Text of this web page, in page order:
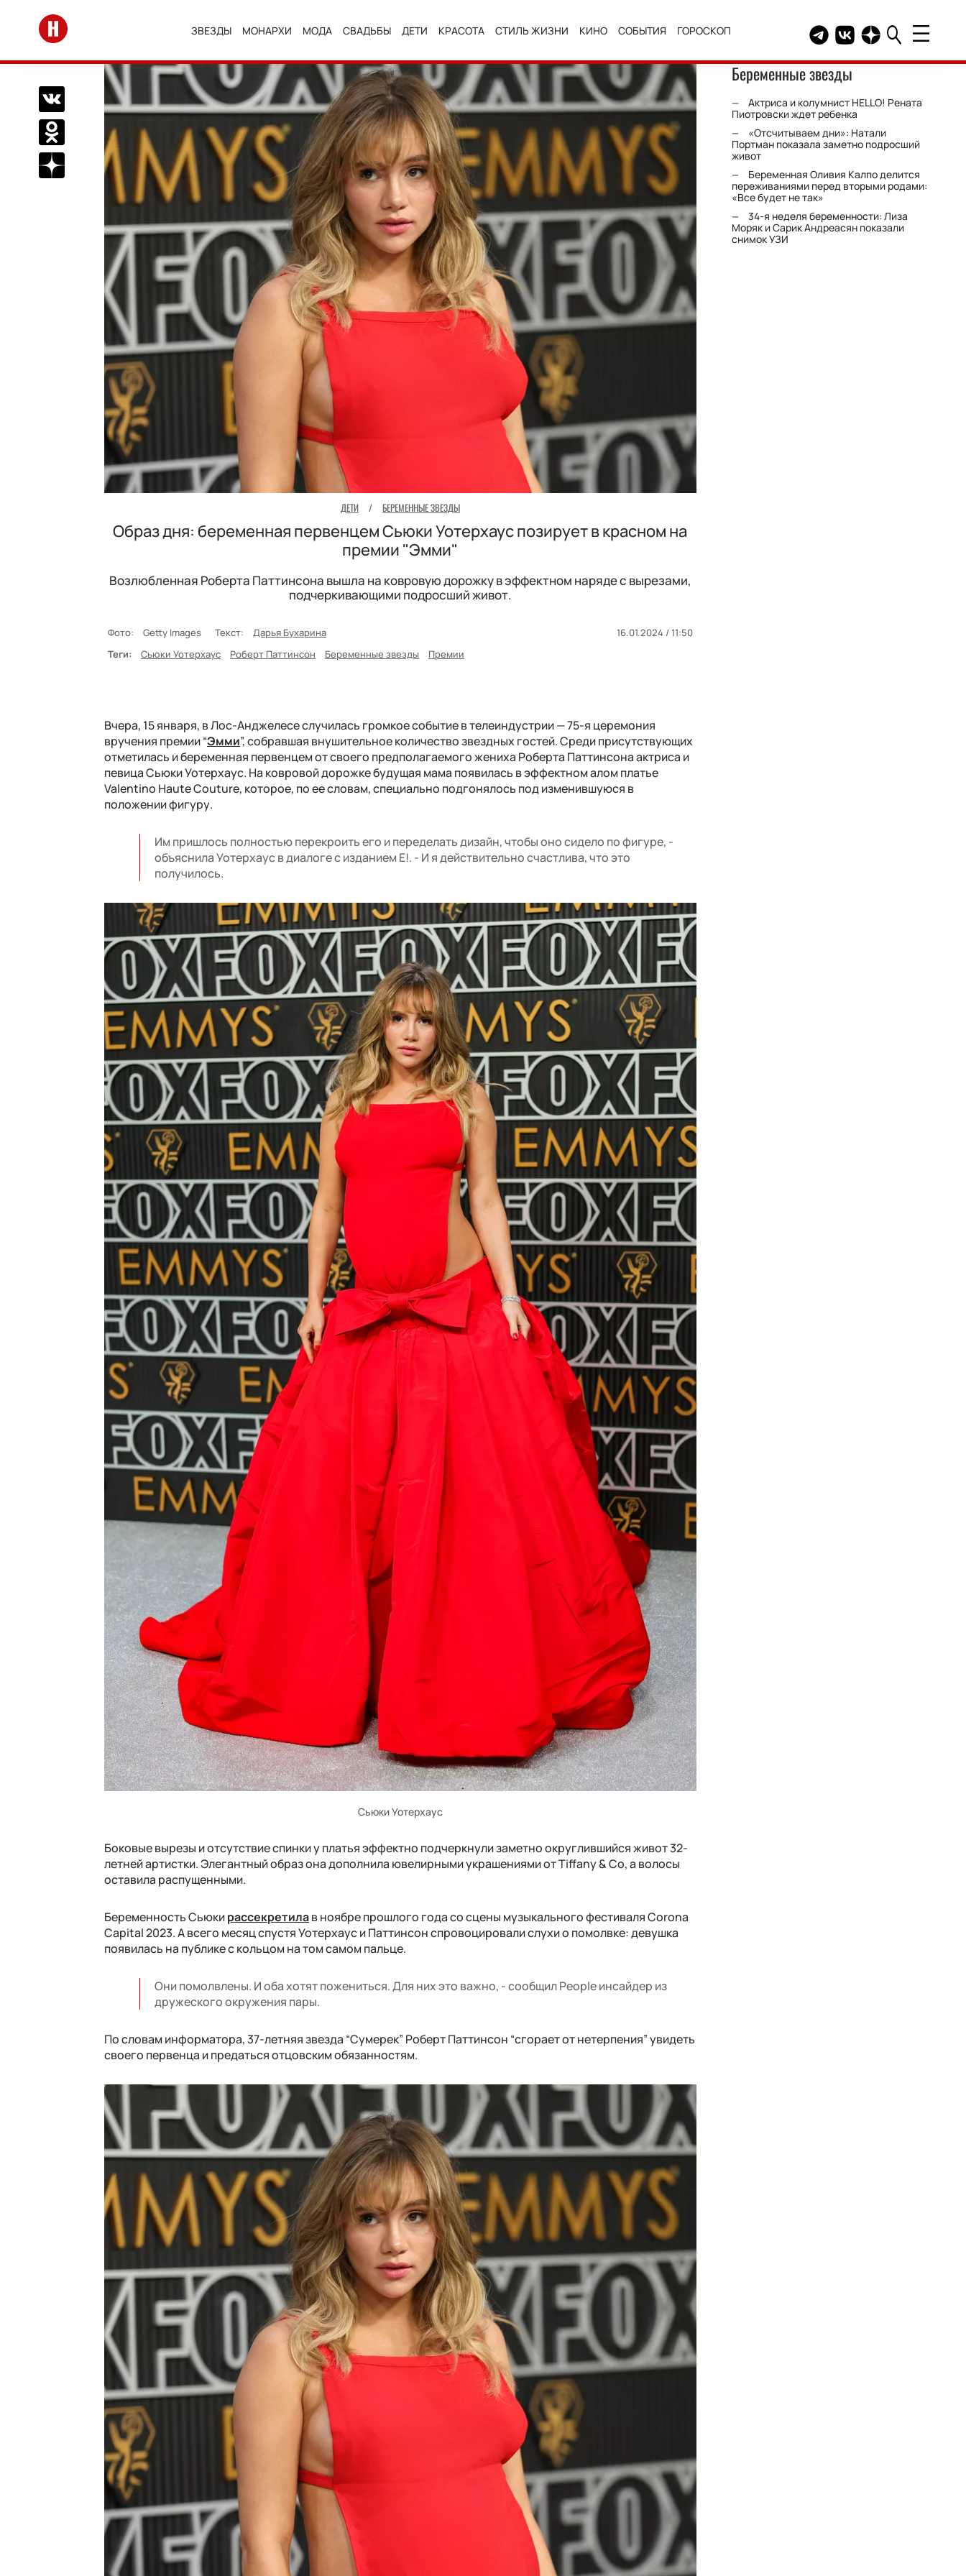
Перейти на главную
ЗВЕЗДЫ МОНАРХИ МОДА СВАДЬБЫ ДЕТИ КРАСОТА СТИЛЬ ЖИЗНИ КИНО СОБЫТИЯ ГОРОСКОП Telegram канал HELLO
Группа HELLO
Канал HELLO в
Поделиться Вконтакте
Поделиться в Одноклассниках
Подписаться на нас в Дзен
ДЕТИ / БЕРЕМЕННЫЕ ЗВЕЗДЫ
Образ дня: беременная первенцем Сьюки Уотерхаус позирует в красном на
премии "Эмми"
Возлюбленная Роберта Паттинсона вышла на ковровую дорожку в эффектном наряде с вырезами,
подчеркивающими подросший живот.
Фото: Getty Images Текст: Дарья Бухарина
16.01.2024 / 11:50
Теги:
Сьюки Уотерхаус Роберт Паттинсон Беременные звезды Премии
Вчера, 15 января, в Лос-Анджелесе случилась громкое событие в телеиндустрии — 75-я церемония
вручения премии “Эмми”, собравшая внушительное количество звездных гостей. Среди присутствующих
отметилась и беременная первенцем от своего предполагаемого жениха Роберта Паттинсона актриса и
певица Сьюки Уотерхаус. На ковровой дорожке будущая мама появилась в эффектном алом платье
Valentino Haute Couture, которое, по ее словам, специально подгонялось под изменившуюся в
положении фигуру.
Им пришлось полностью перекроить его и переделать дизайн, чтобы оно сидело по фигуре, -
объяснила Уотерхаус в диалоге с изданием E!. - И я действительно счастлива, что это
получилось.
Сьюки Уотерхаус
Боковые вырезы и отсутствие спинки у платья эффектно подчеркнули заметно округлившийся живот 32-
летней артистки. Элегантный образ она дополнила ювелирными украшениями от Tiffany & Co, а волосы
оставила распущенными.
Беременность Сьюкирассекретилав ноябре прошлого года со сцены музыкального фестиваля Corona
Capital 2023. А всего месяц спустя Уотерхаус и Паттинсон спровоцировали слухи о помолвке: девушка
появилась на публике с кольцом на том самом пальце.
Они помолвлены. И оба хотят пожениться. Для них это важно, - сообщил People инсайдер из
дружеского окружения пары.
По словам информатора, 37-летняя звезда “Сумерек” Роберт Паттинсон “сгорает от нетерпения” увидеть
своего первенца и предаться отцовским обязанностям.
Беременные звезды
Актриса и колумнист HELLO! Рената
Пиотровски ждет ребенка
«Отсчитываем дни»: Натали
Портман показала заметно подросший
живот
Беременная Оливия Калпо делится
переживаниями перед вторыми родами:
«Все будет не так»
34-я неделя беременности: Лиза
Моряк и Сарик Андреасян показали
снимок УЗИ